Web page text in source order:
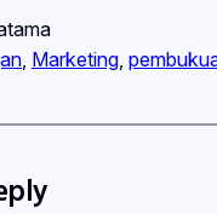
, Marketing,